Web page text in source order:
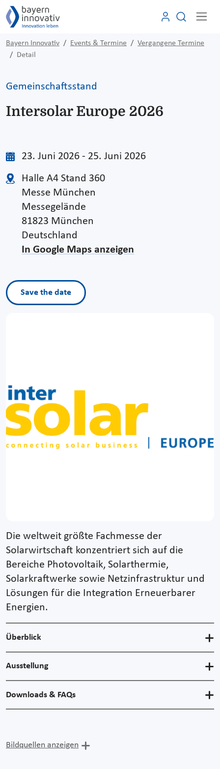
Bayern Innovativ Events & Termine
Vergangene Termine
Detail
Gemeinschaftsstand
Intersolar Europe 2026
23. Juni 2026 - 25. Juni 2026
Halle A4 Stand 360
Messe München
Messegelände
81823 München
Deutschland
In Google Maps anzeigen
Save the date
Die weltweit größte Fachmesse der
Solarwirtschaft konzentriert sich auf die
Bereiche Photovoltaik, Solarthermie,
Solarkraftwerke sowie Netzinfrastruktur und
Lösungen für die Integration Erneuerbarer
Energien.
Überblick
Ausstellung
Downloads & FAQs
Bildquellen anzeigen